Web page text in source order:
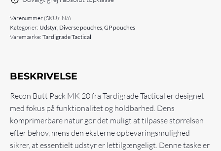
Varenummer (SKU): N/A
Kategorier: Udstyr, Diverse pouches,GP pouches
Varemærke: Tardigrade Tactical
BESKRIVELSE
Recon Butt Pack MK 20 fra Tardigrade Tactical er designet
med fokus på funktionalitet og holdbarhed. Dens
komprimerbare natur gør det muligt at tilpasse størrelsen
efter behov, mens den eksterne opbevaringsmulighed
sikrer, at essentielt udstyr er lettilgængeligt. Denne taske er